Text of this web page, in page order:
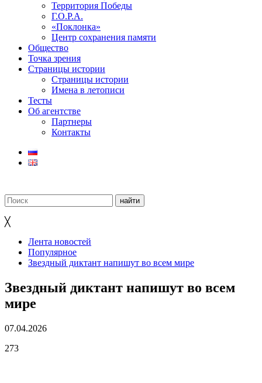
Территория Победы
Г.О.Р.А.
«Поклонка»
Центр сохранения памяти
Общество
Точка зрения
Страницы истории
Страницы истории
Имена в летописи
Тесты
Об агентстве
Партнеры
Контакты
╳
Лента новостей
Популярное
Звездный диктант напишут во всем мире
Звездный диктант напишут во всем
мире
07.04.2026
273